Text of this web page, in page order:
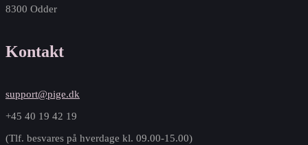
8300 Odder
Kontakt
support@pige.dk
+45 40 19 42 19
(Tlf. besvares på hverdage kl. 09.00-15.00)